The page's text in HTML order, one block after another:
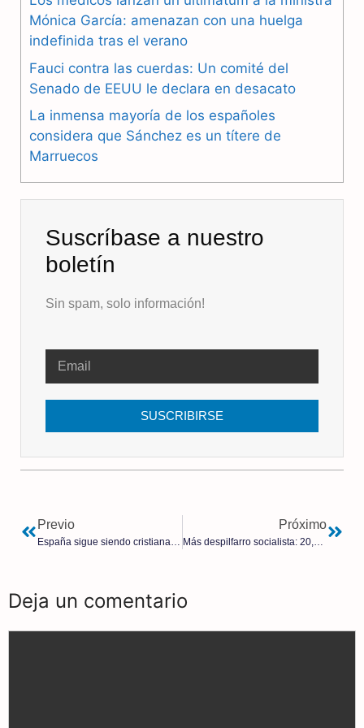
o
o
k
r
a
m
A
p
p
Mónica García: amenazan con una huelga
indefinida tras el verano
Fauci contra las cuerdas: Un comité del
Senado de EEUU le declara en desacato
La inmensa mayoría de los españoles
considera que Sánchez es un títere de
Marruecos
Suscríbase a nuestro
boletín
Sin spam, solo información!
SUSCRIBIRSE
Previo Próximo
Deja un comentario